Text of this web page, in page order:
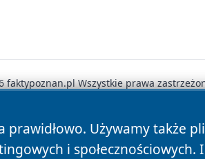
prawidłowo. Używamy także
i
faktypoznan.pl Wszystkie prawa
Polityka Prywatności Polityka